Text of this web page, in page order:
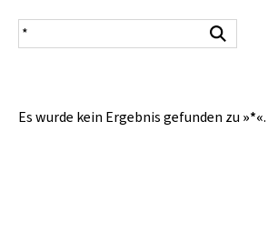
Suchergebnis
Es wurde kein Ergebnis gefunden zu »*«.